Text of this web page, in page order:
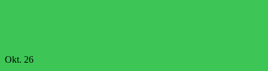
Okt. 26